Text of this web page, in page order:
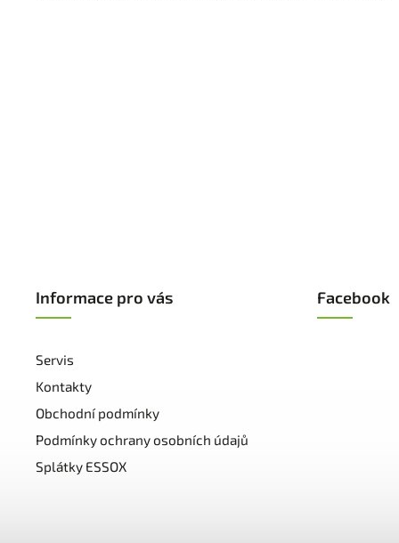
Informace pro vás
Servis
Kontakty
Obchodní podmínky
Podmínky ochrany osobních údajů
Splátky ESSOX
Facebook